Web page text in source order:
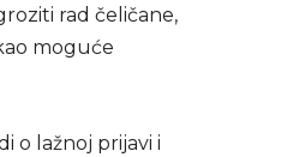
rad čeličane,
moguće
o lažnoj prijavi i